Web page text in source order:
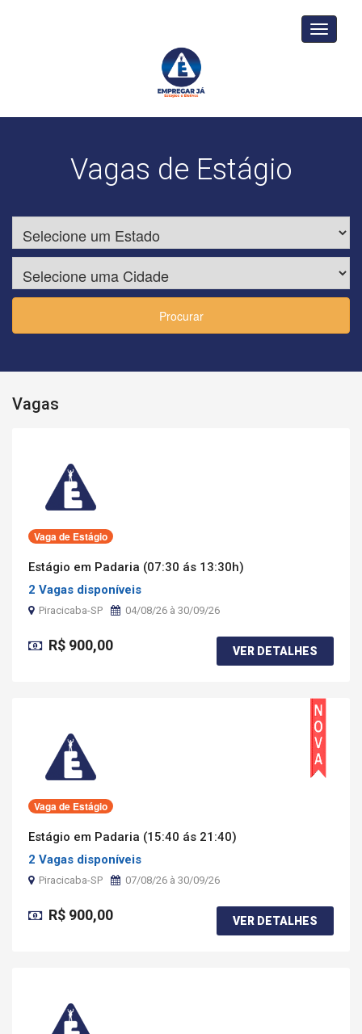
Toggle
Vagas de Estágio
Procurar
Vagas
Vaga de Estágio
Estágio em Padaria (07:30 ás 13:30h)
2 Vagas disponíveis
Piracicaba-SP 04/08/26 à 30/09/26
R$ 900,00 VER DETALHES
Vaga de Estágio
Estágio em Padaria (15:40 ás 21:40)
2 Vagas disponíveis
Piracicaba-SP 07/08/26 à 30/09/26
R$ 900,00 VER DETALHES